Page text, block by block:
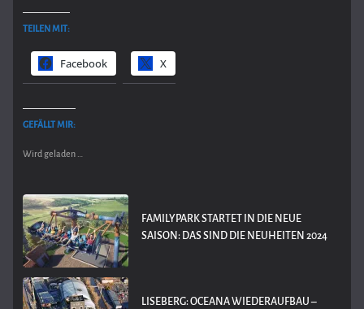
TEILEN MIT:
Facebook X
GEFÄLLT MIR:
Wird geladen …
FAMILYPARK STARTET IN DIE NEUE
SAISON: DAS SIND DIE NEUHEITEN 2024
LISEBERG: OCEANA WIEDERAUFBAU –